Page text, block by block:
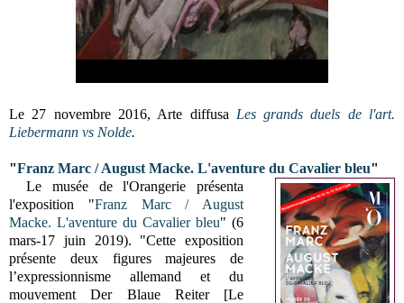
Le 27 novembre 2016, Arte diffusa Les grands duels de l'art.
Liebermann vs Nolde.
"Franz Marc / August Macke. L'aventure du Cavalier bleu"
Le musée de l'Orangerie présenta
l'exposition "Franz Marc / August
Macke. L'aventure du Cavalier bleu" (6
mars-17 juin 2019). "Cette exposition
présente deux figures majeures de
l’expressionnisme allemand et du
mouvement Der Blaue Reiter [Le